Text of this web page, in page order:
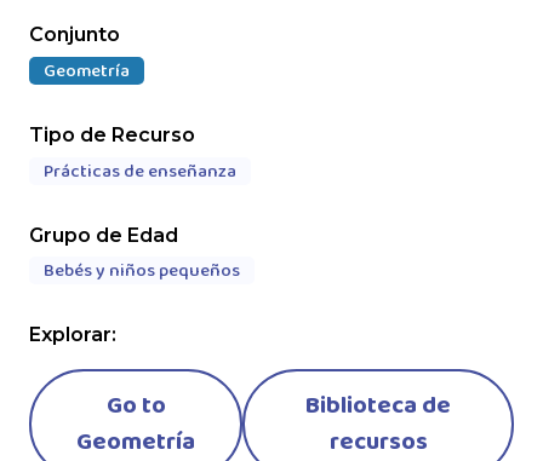
Conjunto
Geometría
Tipo de Recurso
Prácticas de enseñanza
Grupo de Edad
Bebés y niños pequeños
Explorar:
Go to
Geometría
Biblioteca de
recursos